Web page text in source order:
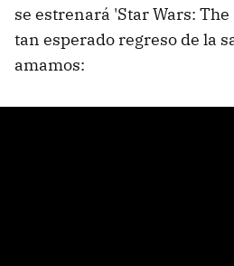
se estrenará 'Star Wars:
tan esperado regreso de la
amamos: